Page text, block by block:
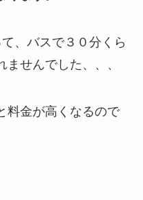
、バスで３０分くら
せんでした、、、
料金が高くなるので